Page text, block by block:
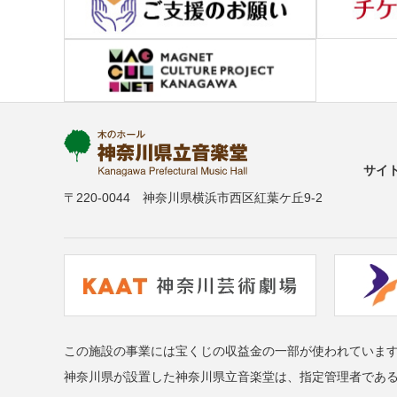
〒220-0044 神奈川県横浜市西区紅葉ケ丘9-2
サイ
この施設の事業には宝くじの収益金の一部が使われていま
神奈川県が設置した神奈川県立音楽堂は、指定管理者であ